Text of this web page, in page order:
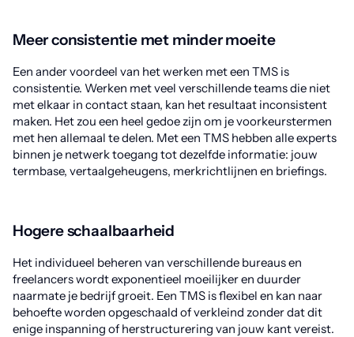
Meer consistentie met minder moeite
Een ander voordeel van het werken met een TMS is
consistentie. Werken met veel verschillende teams die niet
met elkaar in contact staan, kan het resultaat inconsistent
maken. Het zou een heel gedoe zijn om je voorkeurstermen
met hen allemaal te delen. Met een TMS hebben alle experts
binnen je netwerk toegang tot dezelfde informatie: jouw
termbase, vertaalgeheugens, merkrichtlijnen en briefings.
Hogere schaalbaarheid
Het individueel beheren van verschillende bureaus en
freelancers wordt exponentieel moeilijker en duurder
naarmate je bedrijf groeit. Een TMS is flexibel en kan naar
behoefte worden opgeschaald of verkleind zonder dat dit
enige inspanning of herstructurering van jouw kant vereist.